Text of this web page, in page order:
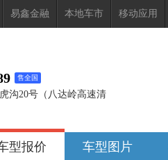
易鑫金融 本地车市 移动应用
售全国
沟20号（八达岭高速清
型报价 车型图片